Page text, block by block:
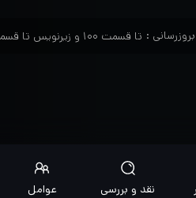
بروزرسانی : تا قسمت ۱۰۰ و زیرنویس تا قسمت ۱۰۰ اضافه شد
نقد و بررسی عوامل